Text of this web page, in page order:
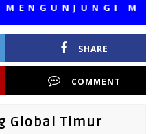
MEDIA
SHARE
COMMENT
Global Timur